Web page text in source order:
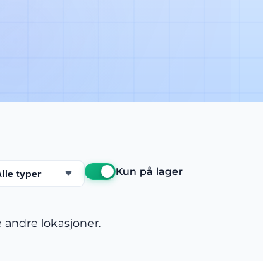
typer Kun på lager
lokasjoner.